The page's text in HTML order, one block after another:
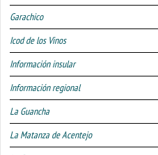
Garachico
Icod de los Vinos
Información insular
Información regional
La Guancha
La Matanza de Acentejo